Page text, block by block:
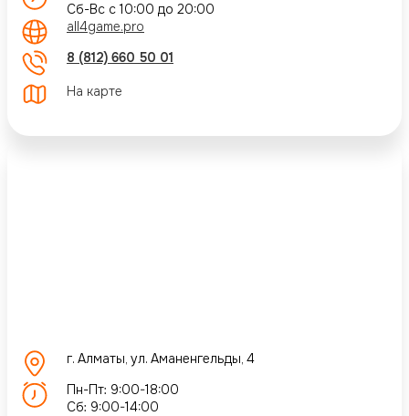
Сб-Вс с 10:00 до 20:00
all4game.pro
8 (812) 660 50 01
На карте
г. Алматы, ул. Аманенгельды, 4
Пн-Пт: 9:00-18:00
Сб: 9:00-14:00